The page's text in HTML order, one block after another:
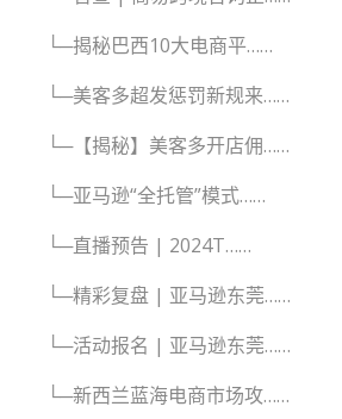
└─揭秘巴西10大电商平……
└─美客多超发惩罚新规来……
└─【揭秘】美客多开店佣……
└─亚马逊“全托管”模式……
└─直播预告 | 2024T……
└─精彩复盘 | 亚马逊东莞……
└─活动报名 | 亚马逊东莞……
└─新西兰蓝海电商市场攻……